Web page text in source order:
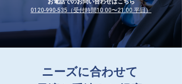
お電話でのお問い合わせはこちら
0120-990-535（受付時間10:00〜21:00 平日）
ニーズに合わせて